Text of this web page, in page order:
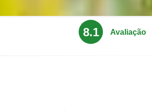
8.1 Avaliação